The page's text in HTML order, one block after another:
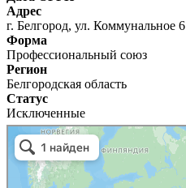
Адрес
г. Белгород, ул. Коммунальное 6
Форма
Профессиональный союз
Регион
Белгородская область
Статус
Исключенные